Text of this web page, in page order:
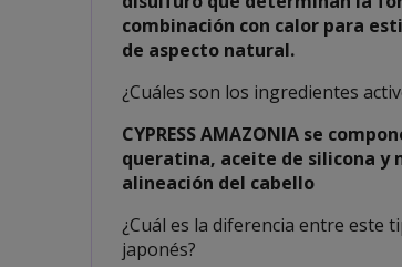
combinación con calor para
de aspecto natural.
¿Cuáles son los ingredientes
CYPRESS AMAZONIA se
queratina, aceite de silicona y
alineación del cabello
¿Cuál es la diferencia entre este
japonés?